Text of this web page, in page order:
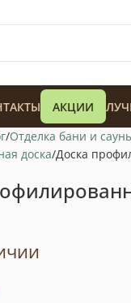
АКЦИИ
Отделка бани и
доска Доска